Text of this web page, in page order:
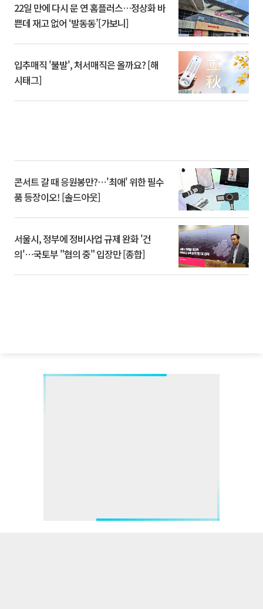
22일 만에 다시 문 연 홈플러스…정상화 바
쁜데 재고 없어 ‘발동동’[가보니]
입추매직 '불발', 처서매직은 올까요? [해
시태그]
콘서트 갈 때 응원봉만?⋯'최애' 위한 필수
품 등장이오! [솔드아웃]
서울시, 정부에 정비사업 규제 완화 '건
의'⋯국토부 "협의 중" 입장만 [종합]